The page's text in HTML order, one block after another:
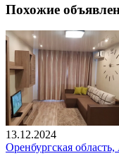
Похожие
13.12.2024
Оренбургская